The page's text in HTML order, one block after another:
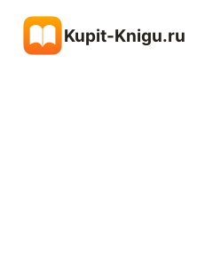
содержимому
Kupit-Knigu.ru